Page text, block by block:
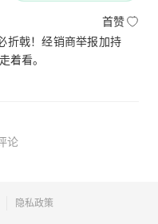
首赞
折戟！经销商举报加持
着看。
论
隐私政策